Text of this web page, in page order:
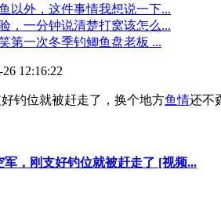
以外，这件事情我想说一下...
，一分钟说清楚打窝该怎么...
第一次冬季钓鲫鱼盘老板 ...
12:16:22
好钓位就被赶走了，换个地方鱼情还不
，刚支好钓位就被赶走了 [视频...